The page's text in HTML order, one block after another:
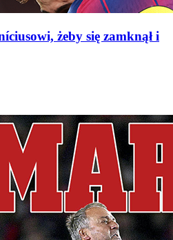
żeby się zamknął i